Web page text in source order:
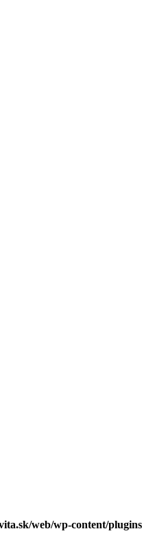
web/wp-content/